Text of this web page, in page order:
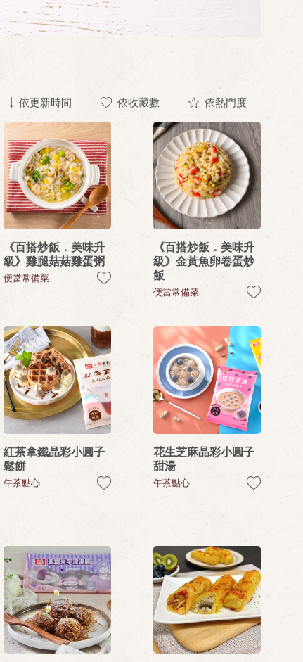
依更新時間 依收藏數 依熱門度
《百搭炒飯．美味升
級》雞腿菇菇雞蛋粥
便當常備菜
《百搭炒飯．美味升
級》金黃魚卵卷蛋炒
飯
便當常備菜
紅茶拿鐵晶彩小圓子
鬆餅
午茶點心
花生芝麻晶彩小圓子
甜湯
午茶點心